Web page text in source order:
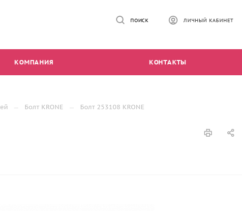
ЛИЧНЫЙ КАБИНЕТ
ПОИСК
КОМПАНИЯ КОНТАКТЫ
Болт KRONE Болт 253108 KRONE